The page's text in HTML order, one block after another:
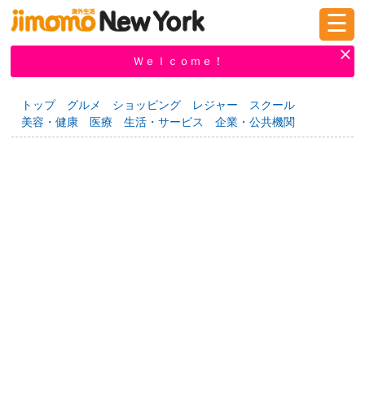
新規登録
掲示板 タウン情報 教えて！
☰
Ｗｅｌｃｏｍｅ！
トップ グルメ ショッピング レジャー
スクール
美容・健康
医療 生活・サービス 企業・公共機関